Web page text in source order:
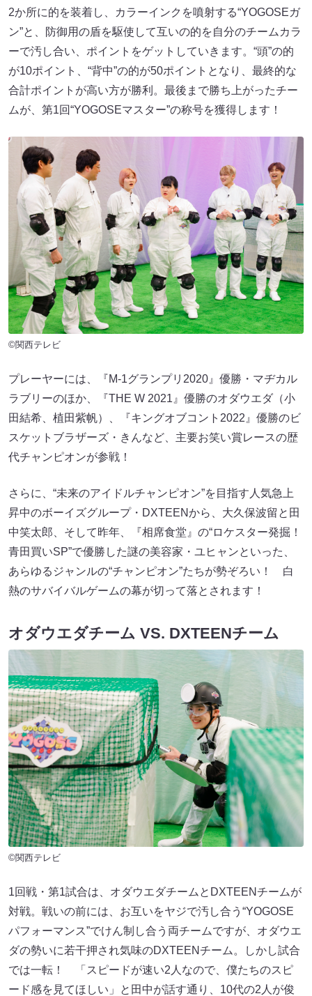
2か所に的を装着し、カラーインクを噴射する“YOGOSEガ
ン”と、防御用の盾を駆使して互いの的を自分のチームカラ
ーで汚し合い、ポイントをゲットしていきます。“頭”の的
が10ポイント、“背中”の的が50ポイントとなり、最終的な
合計ポイントが高い方が勝利。最後まで勝ち上がったチー
ムが、第1回“YOGOSEマスター”の称号を獲得します！
©関西テレビ
プレーヤーには、『M-1グランプリ2020』優勝・マヂカル
ラブリーのほか、『THE W 2021』優勝のオダウエダ（小
田結希、植田紫帆）、『キングオブコント2022』優勝のビ
スケットブラザーズ・きんなど、主要お笑い賞レースの歴
代チャンピオンが参戦！
さらに、“未来のアイドルチャンピオン”を目指す人気急上
昇中のボーイズグループ・DXTEENから、大久保波留と田
中笑太郎、そして昨年、『相席食堂』の“ロケスター発掘！
青田買いSP”で優勝した謎の美容家・ユヒャンといった、
あらゆるジャンルの“チャンピオン”たちが勢ぞろい！ 白
熱のサバイバルゲームの幕が切って落とされます！
オダウエダチーム VS. DXTEENチーム
©関西テレビ
1回戦・第1試合は、オダウエダチームとDXTEENチームが
対戦。戦いの前には、お互いをヤジで汚し合う“YOGOSE
パフォーマンス”でけん制し合う両チームですが、オダウエ
ダの勢いに若干押され気味のDXTEENチーム。しかし試合
では一転！ 「スピードが速い2人なので、僕たちのスピ
ード感を見てほしい」と田中が話す通り、10代の2人が俊